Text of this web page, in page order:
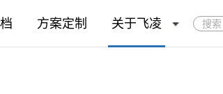
方案定制 关于飞凌